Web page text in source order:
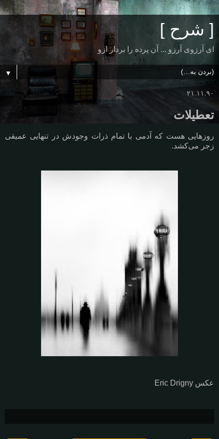
[ شرح ]
ای آرزوی آرزو ... آن پرده را بردار ازو
▼
۲۱.۱۱.۹۰
تعطیلات
روزهایی هست که آدمی با تمام ذرات وجودش در تنهایی عمیقی
زجر می‌کشد.
عکس Eric Drigny